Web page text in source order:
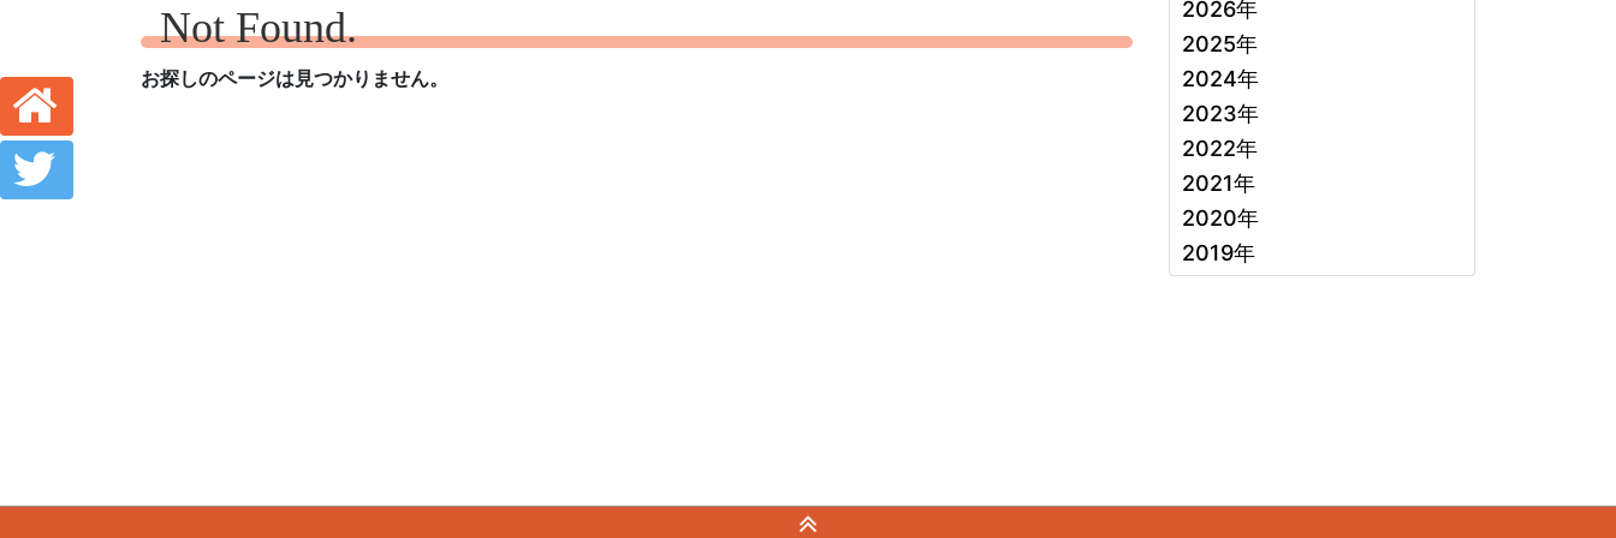
Not Found.
お探しのページは見つかりません。
2026年
2025年
2024年
2023年
2022年
2021年
2020年
2019年